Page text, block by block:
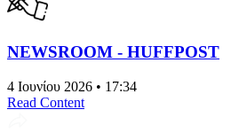
NEWSROOM - HUFFPOST
4 Ιουνίου 2026 • 17:34
Read Content